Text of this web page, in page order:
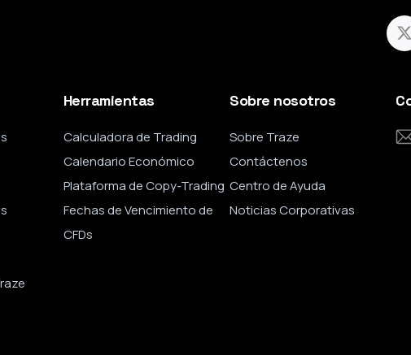
Herramientas
Calculadora de Trading
Calendario Económico
Plataforma de Copy-Trading
Fechas de Vencimiento de
CFDs
Sobre nosotros
Sobre Traze
Contáctenos
Centro de Ayuda
Noticias Corporativas